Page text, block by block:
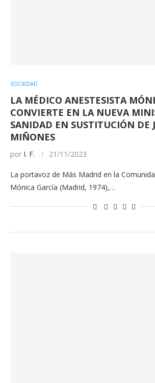
SOCIEDAD
LA MÉDICO ANESTESISTA
CONVIERTE EN LA NUEVA
SANIDAD EN SUSTITUCIÓN DE
MIÑONES
por I. F. 21/11/2023
La portavoz de Más Madrid en la
Mónica García (Madrid, 1974),…